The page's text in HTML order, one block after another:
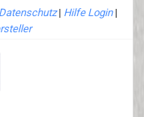
Datenschutz| Hilfe Login|